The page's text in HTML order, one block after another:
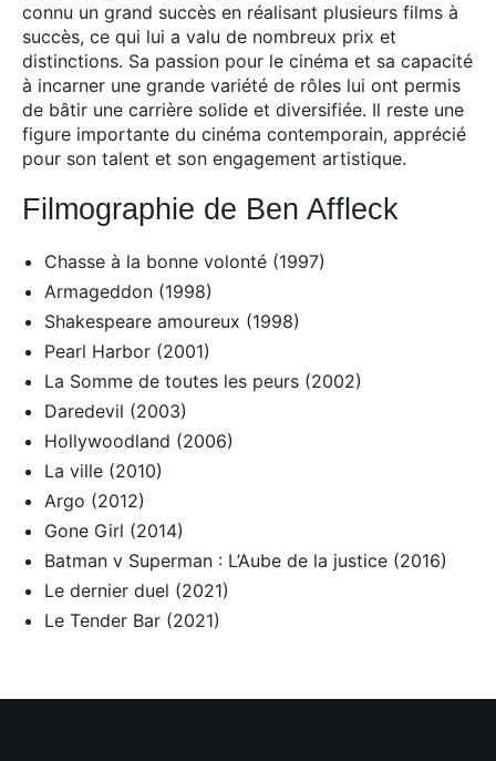
connu un grand succès en réalisant plusieurs films à
succès, ce qui lui a valu de nombreux prix et
distinctions. Sa passion pour le cinéma et sa capacité
à incarner une grande variété de rôles lui ont permis
de bâtir une carrière solide et diversifiée. Il reste une
figure importante du cinéma contemporain, apprécié
pour son talent et son engagement artistique.
Filmographie de Ben Affleck
Chasse à la bonne volonté (1997)
Armageddon (1998)
Shakespeare amoureux (1998)
Pearl Harbor (2001)
La Somme de toutes les peurs (2002)
Daredevil (2003)
Hollywoodland (2006)
La ville (2010)
Argo (2012)
Gone Girl (2014)
Batman v Superman : L’Aube de la justice (2016)
Le dernier duel (2021)
Le Tender Bar (2021)